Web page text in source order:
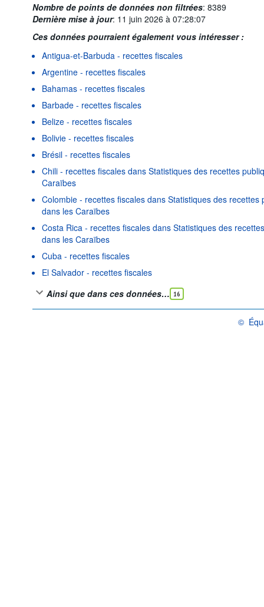
Nombre de points de données non filtrées: 8389
Dernière mise à jour: 11 juin 2026 à 07:28:07
Ces données pourraient également vous intéresser :
Antigua-et-Barbuda - recettes fiscales
Argentine - recettes fiscales
Bahamas - recettes fiscales
Barbade - recettes fiscales
Belize - recettes fiscales
Bolivie - recettes fiscales
Brésil - recettes fiscales
Chili - recettes fiscales dans Statistiques des recettes
Caraïbes
Colombie - recettes fiscales dans Statistiques des
dans les Caraïbes
Costa Rica - recettes fiscales dans Statistiques des
dans les Caraïbes
Cuba - recettes fiscales
El Salvador - recettes fiscales
Ainsi que dans ces données… 16
©